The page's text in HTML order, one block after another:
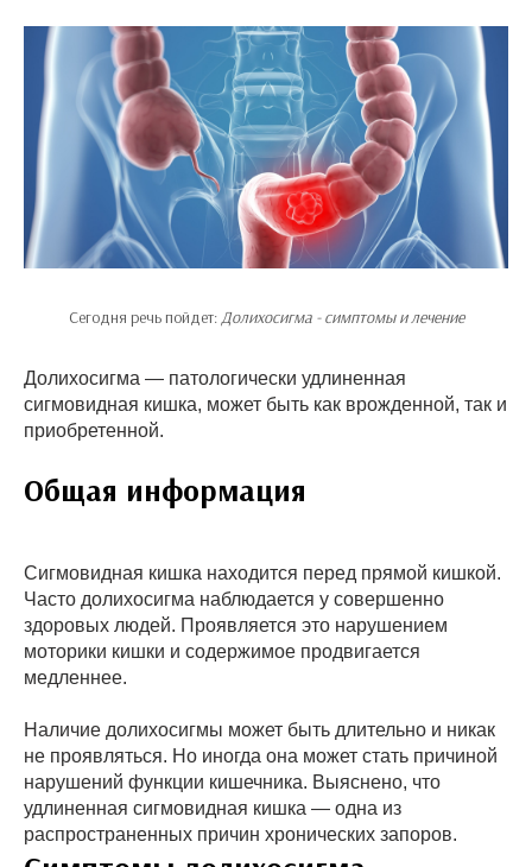
Сегодня речь пойдет:Долихосигма - симптомы и лечение
Долихосигма — патологически удлиненная
сигмовидная кишка, может быть как врожденной, так и
приобретенной.
Общая информация
Сигмовидная кишка находится перед прямой кишкой.
Часто долихосигма наблюдается у совершенно
здоровых людей. Проявляется это нарушением
моторики кишки и содержимое продвигается
медленнее.
Наличие долихосигмы может быть длительно и никак
не проявляться. Но иногда она может стать причиной
нарушений функции кишечника. Выяснено, что
удлиненная сигмовидная кишка — одна из
распространенных причин хронических запоров.